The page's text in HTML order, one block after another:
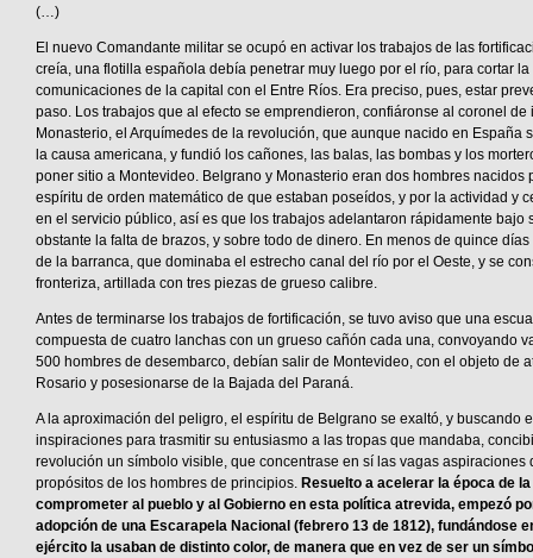
(…)
El nuevo Comandante militar se ocupó en activar los trabajos de las
creía, una flotilla española debía penetrar muy luego por el río, para cortar
comunicaciones de la capital con el Entre Ríos. Era preciso, pues, estar
paso. Los trabajos que al efecto se emprendieron, confiáronse al coronel
Monasterio, el Arquímedes de la revolución, que aunque nacido en España
la causa americana, y fundió los cañones, las balas, las bombas y los
poner sitio a Montevideo. Belgrano y Monasterio eran dos hombres nacidos
espíritu de orden matemático de que estaban poseídos, y por la actividad y
en el servicio público, así es que los trabajos adelantaron rápidamente bajo
obstante la falta de brazos, y sobre todo de dinero. En menos de quince
de la barranca, que dominaba el estrecho canal del río por el Oeste, y se
fronteriza, artillada con tres piezas de grueso calibre.
Antes de terminarse los trabajos de fortificación, se tuvo aviso que una
compuesta de cuatro lanchas con un grueso cañón cada una, convoyando
500 hombres de desembarco, debían salir de Montevideo, con el objeto de
Rosario y posesionarse de la Bajada del Paraná.
A la aproximación del peligro, el espíritu de Belgrano se exaltó, y buscando
inspiraciones para trasmitir su entusiasmo a las tropas que mandaba,
revolución un símbolo visible, que concentrase en sí las vagas aspiraciones
propósitos de los hombres de principios. Resuelto a acelerar la época de
comprometer al pueblo y al Gobierno en esta política atrevida, empezó
adopción de una Escarapela Nacional (febrero 13 de 1812), fundándose
ejército la usaban de distinto color, de manera que en vez de ser un